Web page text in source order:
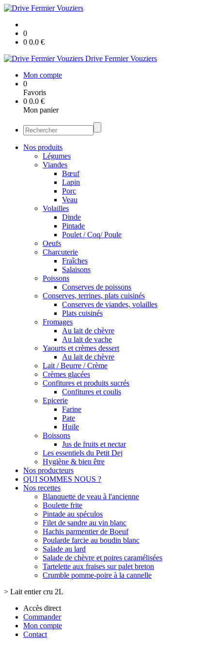
0
0 0.0 €
Drive Fermier Vouziers
Mon compte
0
Favoris
0 0.0 €
Mon panier
Nos produits
Légumes
Viandes
Bœuf
Lapin
Porc
Veau
Volailles
Dinde
Pintade
Poulet / Coq/ Poule
Oeufs
Charcuterie
Fraîches
Salaisons
Poissons
Conserves de poissons
Conserves, terrines, plats cuisinés
Conserves de viandes, volailles
Plats cuisinés
Fromages
Au lait de chèvre
Au lait de vache
Yaourts et crèmes dessert
Au lait de chèvre
Lait / Beurre / Crème
Crèmes glacées
Confitures et produits sucrés
Confitures et coulis
Epicerie
Farine
Pate
Huile
Boissons
Jus de fruits et nectar
Les essentiels du Petit Dej
Hygiène & bien être
Nos producteurs
QUI SOMMES NOUS ?
Nos recettes
Blanquette de veau à l'ancienne
Boulette frite
Pintade au spéculos
Filet de sandre au vin blanc
Hachis parmentier de Boeuf
Poularde farcie au boudin blanc
Salade au lard
Salade de chèvre et poires caramélisées
Tartelette aux fraises sur palet breton
Crumble pomme-poire à la cannelle
> Lait entier cru 2L
Accès direct
Commander
Mon compte
Contact